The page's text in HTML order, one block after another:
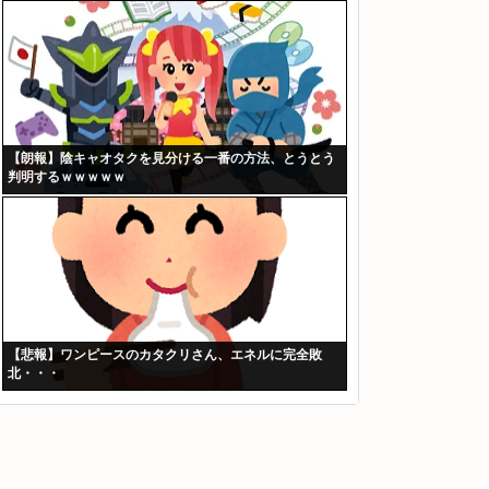
【朗報】陰キャオタクを見分ける一番の方法、とうとう
判明するｗｗｗｗｗ
【悲報】ワンピースのカタクリさん、エネルに完全敗
北・・・